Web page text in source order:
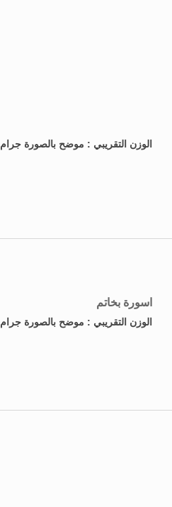
الوزن التقريبي : موضح بالصورة جرام
اسورة بخاتم
الوزن التقريبي : موضح بالصورة جرام